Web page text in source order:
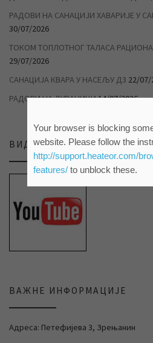
РАДОВИ НА САНАЦИЈИ ХАВАРИЈЕ У
30/07/2026
ТОКОМ ТОПЛОТНОГ ТАЛАСА
29/07/2026
САНАЦИЈА КВАРА У НАСЕЉУ Д3 22/07/
РАДОВИ НА ДУВАНИЦИ14/07/2026
ВИДЕО ПРИЛОЗИ НА НАШЕМ
ВАЖНЕ ИНФОРМАЦИЈЕ
Адреса: Петефијева 3, Зрењанин
Your browser is blocking
website. Please follow the
http://support.heateor.com/
features/to unblock these.